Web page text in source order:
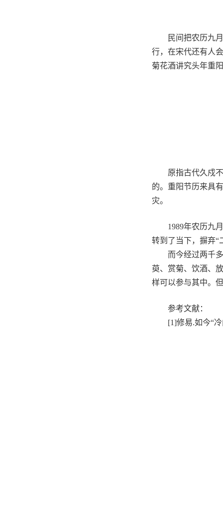
民间把农历九
行，在宋代还有人
菊花酒讲究头年重
原指古代久戍
的。重阳节历来具
灾。
1989年农历九
转到了当下，摒弃“
而今经过两千
萸、赏菊、饮酒、
样可以参与其中。
参考文献：
[1]修易.如今“